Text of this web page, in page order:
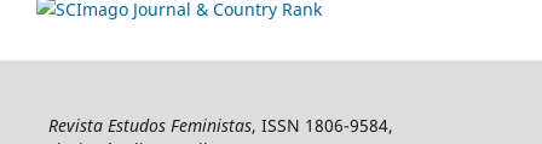
Revista Estudos Feministas, ISSN 1806-9584,